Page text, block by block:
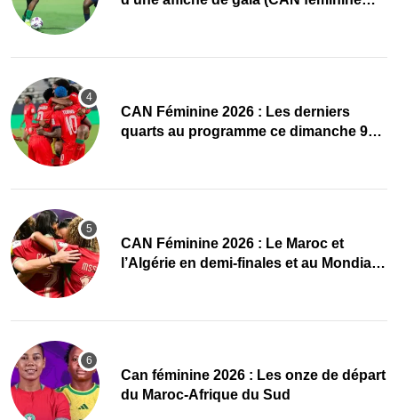
CAN Féminine 2026 : Les derniers
quarts au programme ce dimanche 9
CAN Féminine 2026 : Le Maroc et
l’Algérie en demi-finales et au Mondial
‎Can féminine 2026 : Les onze de départ
du Maroc-Afrique du Sud